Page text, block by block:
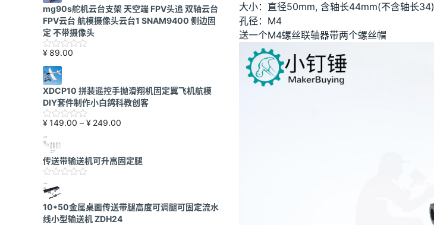
大小：直径50mm, 含轴长44mm(不含轴长34)
孔径：M4
送一个M4螺丝联轴器带两个螺丝帽
mg90s舵机云台支架 天空端 FPV头追 双轴云台
FPV云台 航模摄像头云台1 SNAM9400 侧边固
定 不带摄像头
¥ 89.00
XDCP10 拼装遥控手抛滑翔机固定翼飞机航模
DIY套件制作小白鸽科教创客
¥149.00 – ¥ 249.00
围：
传送带输送机可升高固定腿
10*50金属桌面传送带腿高度可调腿可固定流水
线小型输送机 ZDH24